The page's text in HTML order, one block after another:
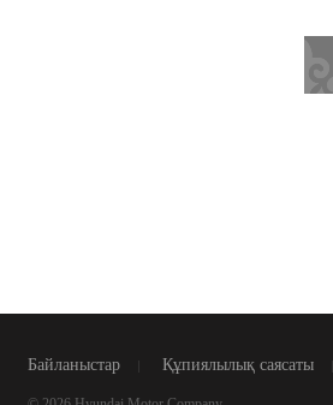
Байланыстар Құпиялылық саясаты